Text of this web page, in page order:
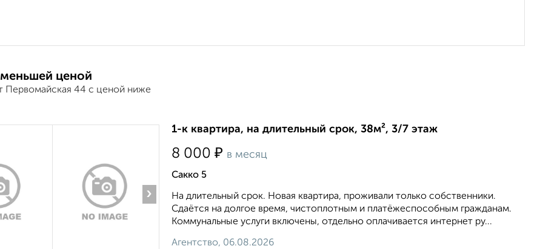
ценой
Первомайская 44 с ценой ниже
›
1-к квартира, на длительный срок, 38м², 3/7 этаж
8 000 ₽ в месяц
Сакко 5
На длительный срок. Новая квартира, проживали только собственники.
Сдаётся на долгое время, чистоплотным и платёжеспособным гражданам.
Коммунальные услуги включены, отдельно оплачивается интернет ру...
Агентство, 06.08.2026